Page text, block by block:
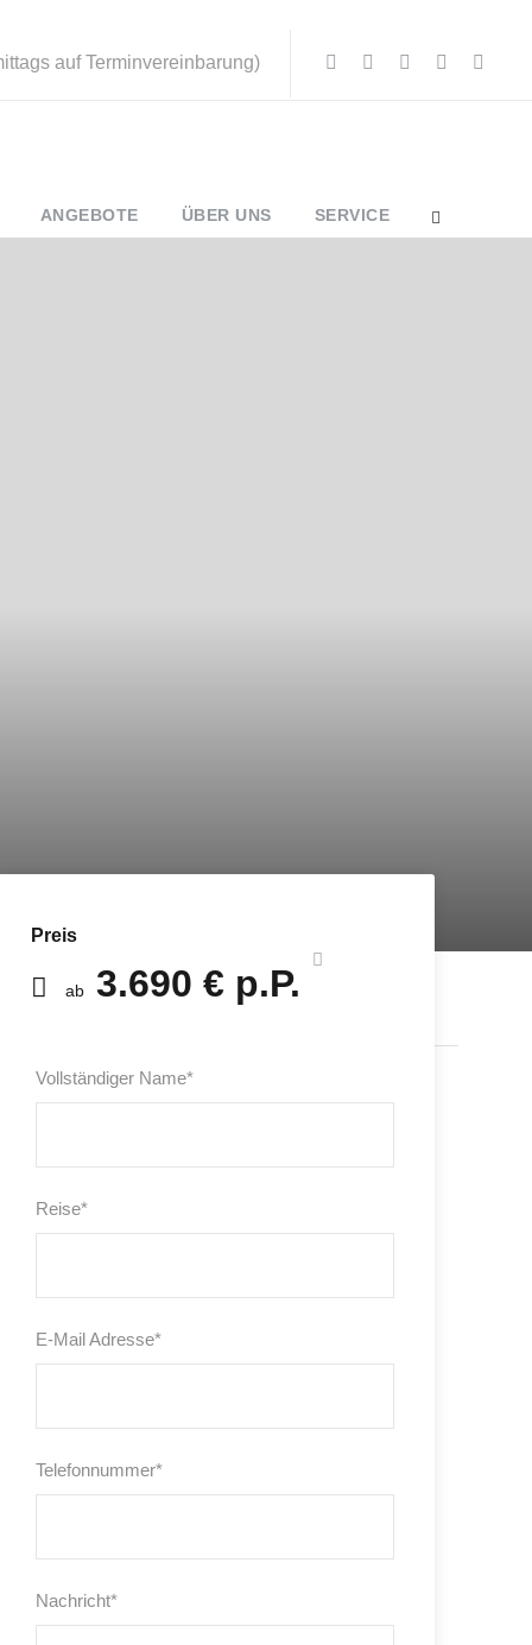
auf Terminvereinbarung)
ANGEBOTE ÜBER UNS SERVICE
Preis
ab 3.690 € p.P.
Vollständiger Name*
Reise*
E-Mail Adresse*
Telefonnummer*
Nachricht*